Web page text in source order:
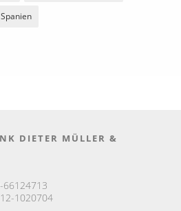
DIETER MÜLLER &
66124713
1020704